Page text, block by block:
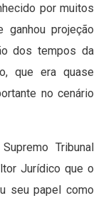
por muitos
ganhou projeção
dos tempos da
que era quase
no cenário
Tribunal
Jurídico que o
seu papel como